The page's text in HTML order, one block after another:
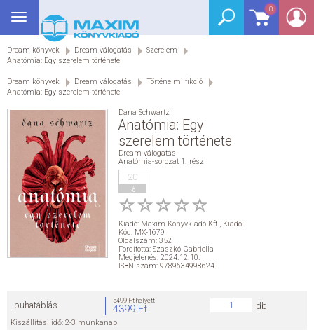
0
Toggle
navigation
Dream könyvek Dream válogatás
Szerelem
Anatómia: Egy szerelem története
Dream könyvek Dream válogatás
Történelmi fikció
Anatómia: Egy szerelem története
Dana Schwartz
Anatómia: Egy
szerelem története
Dream válogatás
Anatómia-sorozat 1. rész
20
%
Kiadó: Maxim Könyvkiadó Kft., Kiadói
Kód: MX-1679
Oldalszám: 352
Fordította: Szaszkó Gabriella
Megjelenés: 2024.12.10.
ISBN szám: 9789634998624
puhatáblás 5499 Fthelyett
4399 Ft db
Kiszállítási idő: 2-3 munkanap
BEJELENTKEZÉS
SEGÉDKÖNYV
NYELVKÖNYV
GRIMM SZÓTÁR
DREAM KÖNYVEK
E-KÖNYVEK
AKCIÓ
HÍREK